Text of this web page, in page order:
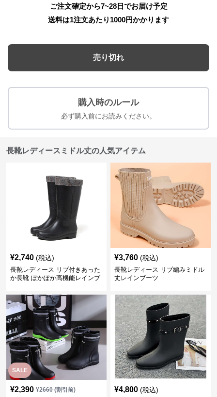
ご注文確定から7~28日でお届け予定
送料は1注文あたり 1000円かかります
売り切れ
購入時のルール
必ず購入前にお読みください。
長靴レディースミドル丈の人気アイテム
¥2,740 (税込)
長靴レディース リブ付きあった
か長靴 ぽかぽか高機能レインブ
¥3,760 (税込)
長靴レディース リブ編みミドル
丈レインブーツ
SALE
¥2,390 ¥2660(割引前) ¥4,800 (税込)